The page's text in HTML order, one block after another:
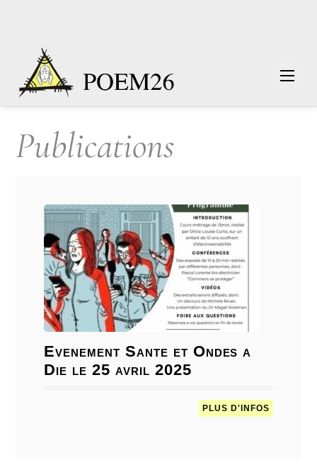
Publications
Evenement Sante et Ondes a
Die le 25 avril 2025
PLUS D'INFOS